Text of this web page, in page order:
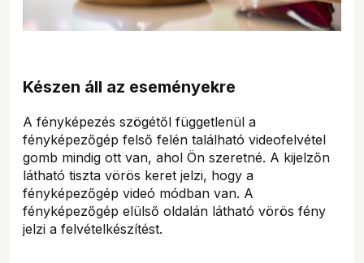
Készen áll az eseményekre
A fényképezés szögétől függetlenül a
fényképezőgép felső felén található videofelvétel
gomb mindig ott van, ahol Ön szeretné. A kijelzőn
látható tiszta vörös keret jelzi, hogy a
fényképezőgép videó módban van. A
fényképezőgép elülső oldalán látható vörös fény
jelzi a felvételkészítést.